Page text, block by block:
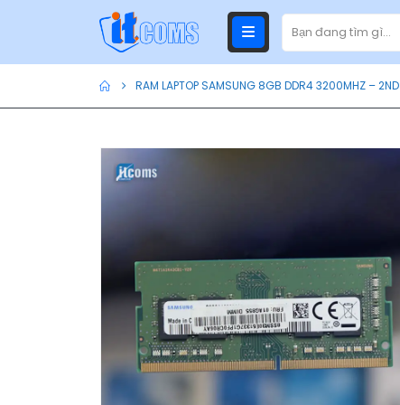
RAM LAPTOP SAMSUNG 8GB DDR4 3200MHZ – 2ND